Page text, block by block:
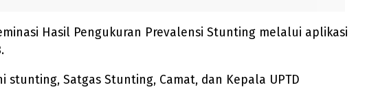
Hasil Pengukuran Prevalensi Stunting melalui aplikasi
stunting, Satgas Stunting, Camat, dan Kepala UPTD